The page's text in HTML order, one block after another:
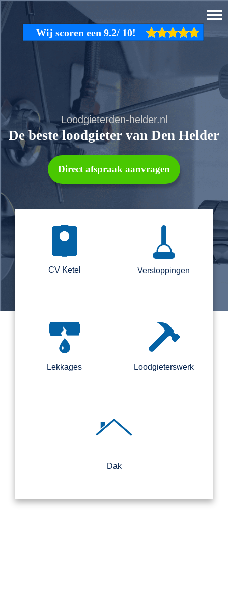
Loodgieterden-helder.nl
De beste loodgieter van Den Helder
Direct afspraak aanvragen
CV Ketel Verstoppingen
Lekkages Loodgieterswerk
Dak